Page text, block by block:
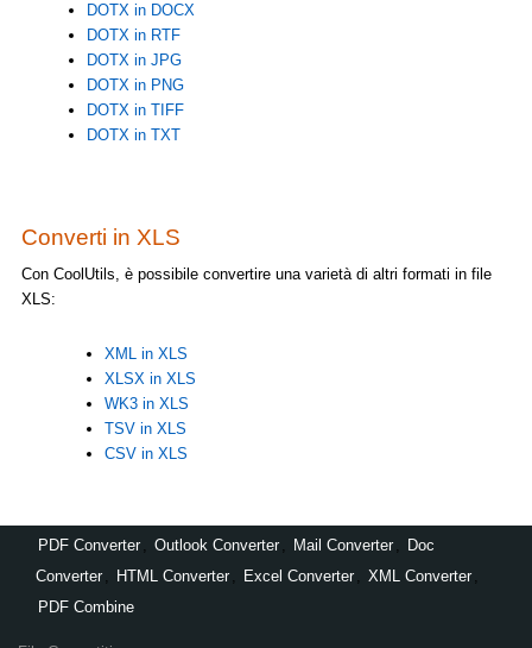
DOTX in DOCX
DOTX in RTF
DOTX in JPG
DOTX in PNG
DOTX in TIFF
DOTX in TXT
Converti in XLS
Con CoolUtils, è possibile convertire una varietà di altri formati in file
XLS:
XML in XLS
XLSX in XLS
WK3 in XLS
TSV in XLS
CSV in XLS
PDF Converter Outlook Converter Mail Converter
Doc
Converter
HTML Converter Excel Converter XML Converter
PDF Combine